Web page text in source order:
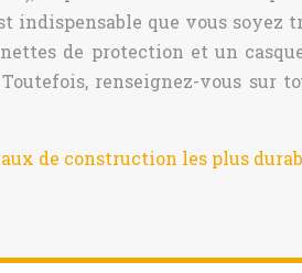
indispensable que vous soyez
de protection et un
renseignez-vous sur
de construction les plus